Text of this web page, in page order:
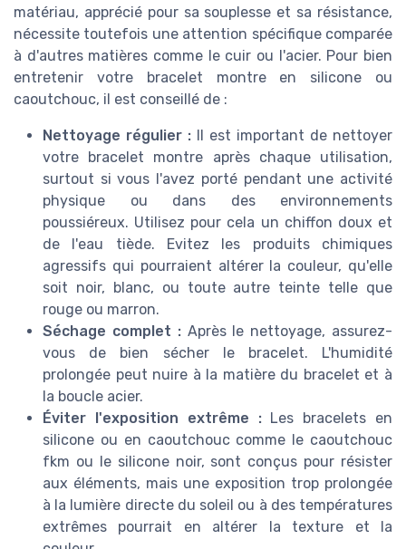
matériau, apprécié pour sa souplesse et sa résistance,
nécessite toutefois une attention spécifique comparée
à d'autres matières comme le cuir ou l'acier. Pour bien
entretenir votre bracelet montre en silicone ou
caoutchouc, il est conseillé de :
Nettoyage régulier : Il est important de nettoyer
votre bracelet montre après chaque utilisation,
surtout si vous l'avez porté pendant une activité
physique ou dans des environnements
poussiéreux. Utilisez pour cela un chiffon doux et
de l'eau tiède. Evitez les produits chimiques
agressifs qui pourraient altérer la couleur, qu'elle
soit noir, blanc, ou toute autre teinte telle que
rouge ou marron.
Séchage complet :Après le nettoyage, assurez-
vous de bien sécher le bracelet. L'humidité
prolongée peut nuire à la matière du bracelet et à
la boucle acier.
Éviter l'exposition extrême :Les bracelets en
silicone ou en caoutchouc comme le caoutchouc
fkm ou le silicone noir, sont conçus pour résister
aux éléments, mais une exposition trop prolongée
à la lumière directe du soleil ou à des températures
extrêmes pourrait en altérer la texture et la